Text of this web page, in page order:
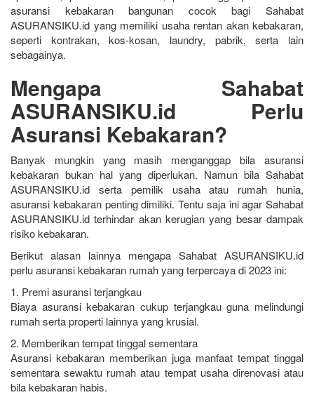
asuransi kebakaran bangunan cocok bagi Sahabat
ASURANSIKU.id yang memiliki usaha rentan akan kebakaran,
seperti kontrakan, kos-kosan, laundry, pabrik, serta lain
sebagainya.
Mengapa Sahabat
ASURANSIKU.id Perlu
Asuransi Kebakaran?
Banyak mungkin yang masih menganggap bila asuransi
kebakaran bukan hal yang diperlukan. Namun bila Sahabat
ASURANSIKU.id serta pemilik usaha atau rumah hunia,
asuransi kebakaran penting dimiliki. Tentu saja ini agar Sahabat
ASURANSIKU.id terhindar akan kerugian yang besar dampak
risiko kebakaran.
Berikut alasan lainnya mengapa Sahabat ASURANSIKU.id
perlu asuransi kebakaran rumah yang terpercaya di 2023 ini:
1. Premi asuransi terjangkau
Biaya asuransi kebakaran cukup terjangkau guna melindungi
rumah serta properti lainnya yang krusial.
2. Memberikan tempat tinggal sementara
Asuransi kebakaran memberikan juga manfaat tempat tinggal
sementara sewaktu rumah atau tempat usaha direnovasi atau
bila kebakaran habis.